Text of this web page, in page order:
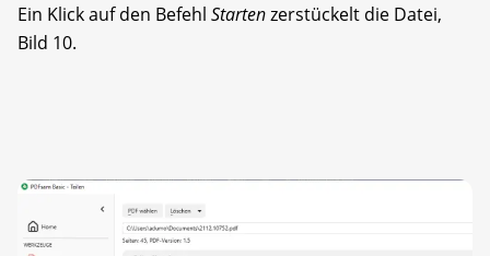
Ein Klick auf den Befehl Startenzerstückelt die Datei,
Bild 10.